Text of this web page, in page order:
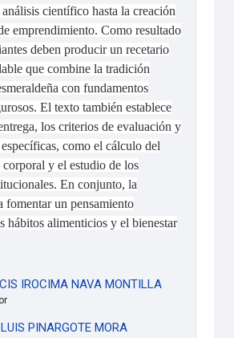
científico hasta la creación
emprendimiento. Como resultado
deben producir unrecetario
que combine la tradición
con fundamentos
El texto también establece
, los criterios de evaluación y
como el cálculo del
corporal y el estudio de los
En conjunto, la
fomentar unpensamiento
hábitos alimenticios y el bienestar
IROCIMA NAVA MONTILLA
PINARGOTE MORA